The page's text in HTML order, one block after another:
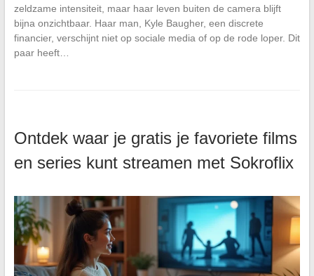
zeldzame intensiteit, maar haar leven buiten de camera blijft
bijna onzichtbaar. Haar man, Kyle Baugher, een discrete
financier, verschijnt niet op sociale media of op de rode loper. Dit
paar heeft…
Ontdek waar je gratis je favoriete films
en series kunt streamen met Sokroflix